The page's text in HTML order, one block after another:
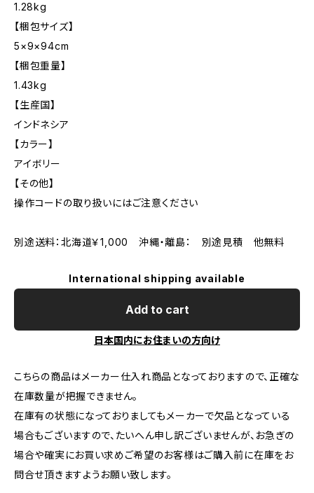
1.28kg
【梱包サイズ】
5×9×94cm
【梱包重量】
1.43kg
【生産国】
インドネシア
【カラー】
アイボリー
【その他】
操作コードの取り扱いにはご注意ください
別途送料：北海道￥1,000 沖縄・離島： 別途見積 他無料
International shipping available
Add to cart
日本国内にお住まいの方向け
こちらの商品はメーカー仕入れ商品となっておりますので、正確な
在庫数量が把握できません。
在庫有の状態になっておりましてもメーカーで欠品となっている
場合もございますので、たいへん申し訳ございませんが、お急ぎの
場合や確実にお買い求めご希望のお客様はご購入前に在庫をお
問合せ頂きますようお願い致します。